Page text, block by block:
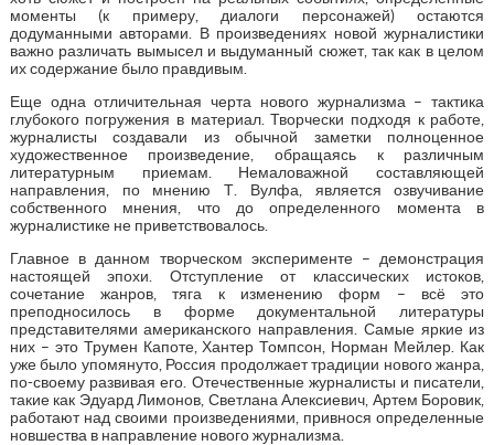
моменты (к примеру, диалоги персонажей) остаются
додуманными авторами. В произведениях новой журналистики
важно различать вымысел и выдуманный сюжет, так как в целом
их содержание было правдивым.
Еще одна отличительная черта нового журнализма – тактика
глубокого погружения в материал. Творчески подходя к работе,
журналисты создавали из обычной заметки полноценное
художественное произведение, обращаясь к различным
литературным приемам. Немаловажной составляющей
направления, по мнению Т. Вулфа, является озвучивание
собственного мнения, что до определенного момента в
журналистике не приветствовалось.
Главное в данном творческом эксперименте – демонстрация
настоящей эпохи. Отступление от классических истоков,
сочетание жанров, тяга к изменению форм – всё это
преподносилось в форме документальной литературы
представителями американского направления. Самые яркие из
них – это Трумен Капоте, Хантер Томпсон, Норман Мейлер. Как
уже было упомянуто, Россия продолжает традиции нового жанра,
по-своему развивая его. Отечественные журналисты и писатели,
такие как Эдуард Лимонов, Светлана Алексиевич, Артем Боровик,
работают над своими произведениями, привнося определенные
новшества в направление нового журнализма.